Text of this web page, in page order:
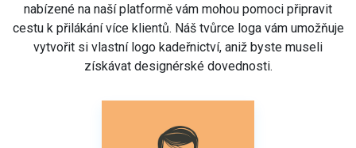
nabízené na naší platformě vám mohou pomoci připravit
cestu k přilákání více klientů. Náš tvůrce loga vám umožňuje
vytvořit si vlastní logo kadeřnictví, aniž byste museli
získávat designérské dovednosti.